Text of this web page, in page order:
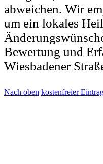
abweichen. Wir
um ein lokales
Bewertung und
Wiesbadener
Nach oben kostenfreier